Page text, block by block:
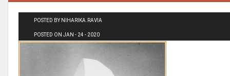
POSTED BY NIHARIKA.RAVIA
POSTED ON JAN - 24 - 2020